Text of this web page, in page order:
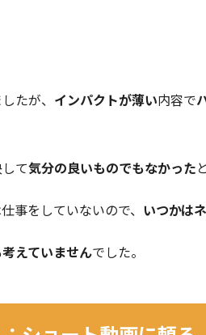
たが、 インパクトが薄い内容で
て気分の良いものでもなかった
事をしていないので、 いつかは
えていませんでした。